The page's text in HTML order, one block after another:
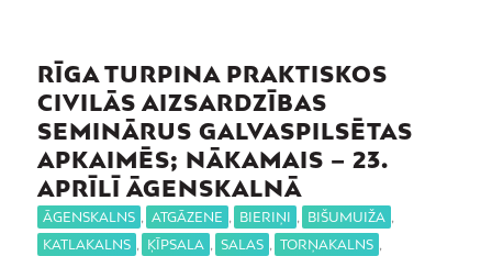
RĪGA TURPINA PRAKTISKOS
CIVILĀS AIZSARDZĪBAS
SEMINĀRUS GALVASPILSĒTAS
APKAIMĒS; NĀKAMAIS – 23.
APRĪLĪ ĀGENSKALNĀ
ĀGENSKALNS , ATGĀZENE , BIERIŅI , BIŠUMUIŽA ,
KATLAKALNS , ĶĪPSALA , SALAS , TORŅAKALNS ,